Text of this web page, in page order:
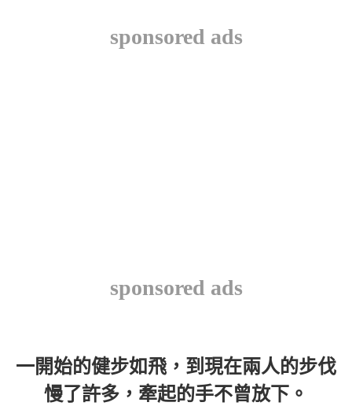
sponsored ads
sponsored ads
一開始的健步如飛，到現在兩人的步伐
慢了許多，牽起的手不曾放下。